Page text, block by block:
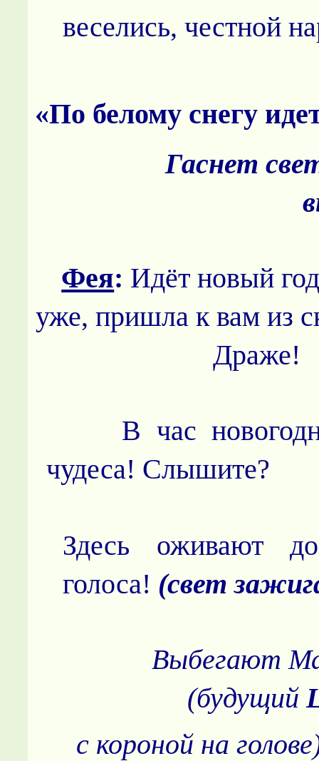
веселись, честной
«По белому снегу
Гаснет
Фея: Идёт новый
уже, пришла к вам из
Драже!
В час
чудеса! Слышите?
Здесь оживают
голоса! (свет
Выбегают
(будущий
с короной на голове